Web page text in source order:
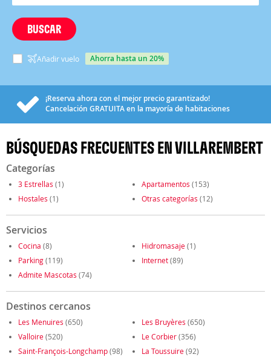
BUSCAR
Añadir vuelo ahorra hasta un 20%
¡Reserva ahora con el mejor precio garantizado!
Cancelación GRATUITAen la mayoría de habitaciones
BÚSQUEDAS FRECUENTES EN VILLAREMBERT
Categorías
3 Estrellas (1) Apartamentos (153)
Hostales (1) Otras categorías (12)
Servicios
Cocina (8) Hidromasaje(1)
Parking(119) Internet(89)
Admite Mascotas (74)
Destinos cercanos
Les Menuires (650) Les Bruyères (650)
Valloire(520) Le Corbier(356)
Saint-François-Longchamp(98) La Toussuire(92)